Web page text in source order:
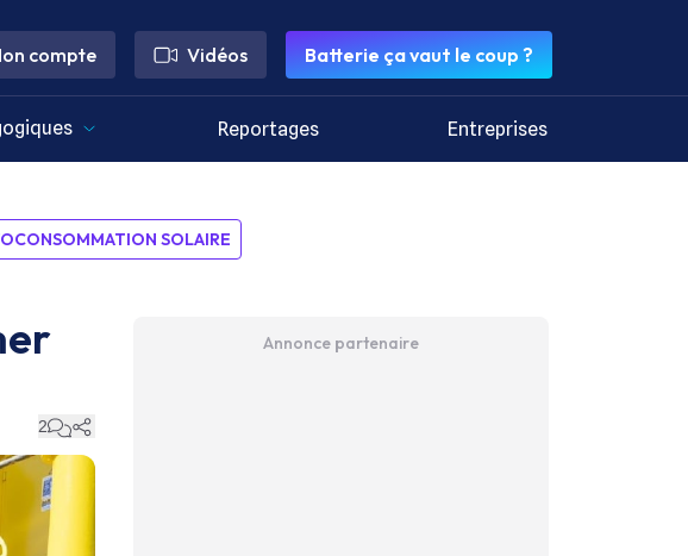
compte Vidéos Batterie ça vaut le coup ?
Reportages Entreprises
SOLAIRE
2
Annonce partenaire